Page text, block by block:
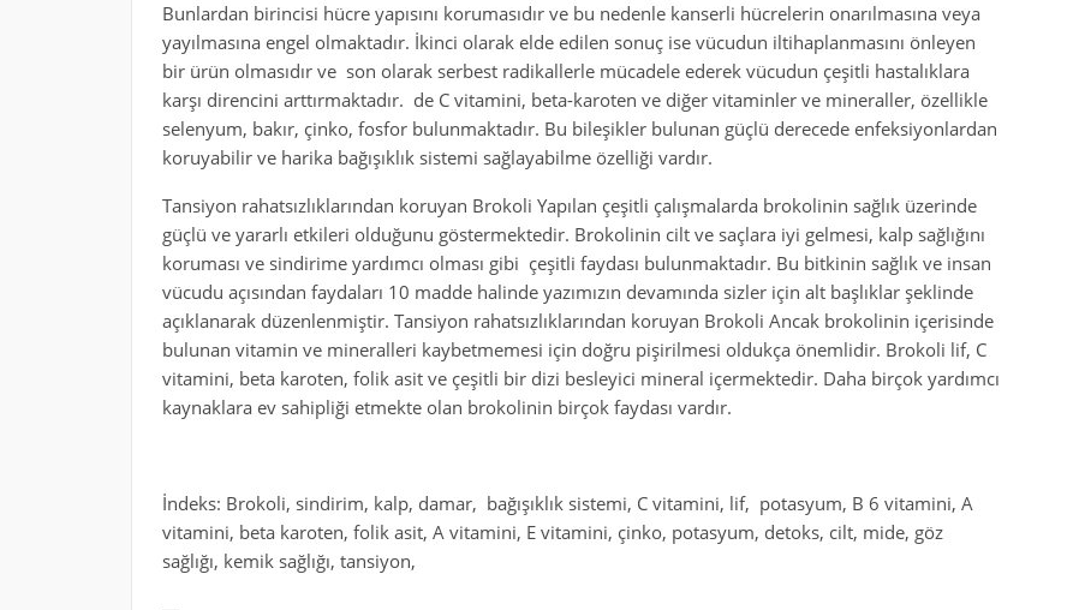
Bunlardan birincisi hücre yapısını korumasıdır ve bu nedenle kanserli hücrelerin onarılmasına veya
yayılmasına engel olmaktadır. İkinci olarak elde edilen sonuç ise vücudun iltihaplanmasını önleyen
bir ürün olmasıdır ve son olarak serbest radikallerle mücadele ederek vücudun çeşitli hastalıklara
karşı direncini arttırmaktadır. de C vitamini, beta-karoten ve diğer vitaminler ve mineraller, özellikle
selenyum, bakır, çinko, fosfor bulunmaktadır. Bu bileşikler bulunan güçlü derecede enfeksiyonlardan
koruyabilir ve harika bağışıklık sistemi sağlayabilme özelliği vardır.
Tansiyon rahatsızlıklarından koruyan Brokoli Yapılan çeşitli çalışmalarda brokolinin sağlık üzerinde
güçlü ve yararlı etkileri olduğunu göstermektedir. Brokolinin cilt ve saçlara iyi gelmesi, kalp sağlığını
koruması ve sindirime yardımcı olması gibi çeşitli faydası bulunmaktadır. Bu bitkinin sağlık ve insan
vücudu açısından faydaları 10 madde halinde yazımızın devamında sizler için alt başlıklar şeklinde
açıklanarak düzenlenmiştir. Tansiyon rahatsızlıklarından koruyan Brokoli Ancak brokolinin içerisinde
bulunan vitamin ve mineralleri kaybetmemesi için doğru pişirilmesi oldukça önemlidir. Brokoli lif, C
vitamini, beta karoten, folik asit ve çeşitli bir dizi besleyici mineral içermektedir. Daha birçok yardımcı
kaynaklara ev sahipliği etmekte olan brokolinin birçok faydası vardır.
İndeks: Brokoli, sindirim, kalp, damar, bağışıklık sistemi, C vitamini, lif, potasyum, B 6 vitamini, A
vitamini, beta karoten, folik asit, A vitamini, E vitamini, çinko, potasyum, detoks, cilt, mide, göz
sağlığı, kemik sağlığı, tansiyon,